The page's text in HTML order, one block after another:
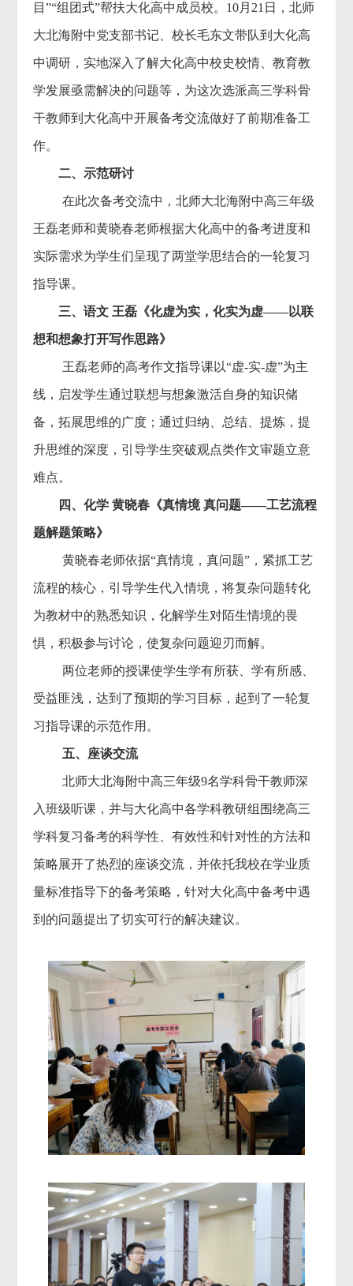
目”“组团式”帮扶大化高中成员校。10月21日，北师
大北海附中党支部书记、校长毛东文带队到大化高
中调研，实地深入了解大化高中校史校情、教育教
学发展亟需解决的问题等，为这次选派高三学科骨
干教师到大化高中开展备考交流做好了前期准备工
作。
二、示范研讨
在此次备考交流中，北师大北海附中高三年级
王磊老师和黄晓春老师根据大化高中的备考进度和
实际需求为学生们呈现了两堂学思结合的一轮复习
指导课。
三、语文 王磊《化虚为实，化实为虚——以联
想和想象打开写作思路》
王磊老师的高考作文指导课以“虚-实-虚”为主
线，启发学生通过联想与想象激活自身的知识储
备，拓展思维的广度；通过归纳、总结、提炼，提
升思维的深度，引导学生突破观点类作文审题立意
难点。
四、化学 黄晓春《真情境 真问题——工艺流程
题解题策略》
黄晓春老师依据“真情境，真问题”，紧抓工艺
流程的核心，引导学生代入情境，将复杂问题转化
为教材中的熟悉知识，化解学生对陌生情境的畏
惧，积极参与讨论，使复杂问题迎刃而解。
两位老师的授课使学生学有所获、学有所感、
受益匪浅，达到了预期的学习目标，起到了一轮复
习指导课的示范作用。
五、座谈交流
北师大北海附中高三年级9名学科骨干教师深
入班级听课，并与大化高中各学科教研组围绕高三
学科复习备考的科学性、有效性和针对性的方法和
策略展开了热烈的座谈交流，并依托我校在学业质
量标准指导下的备考策略，针对大化高中备考中遇
到的问题提出了切实可行的解决建议。